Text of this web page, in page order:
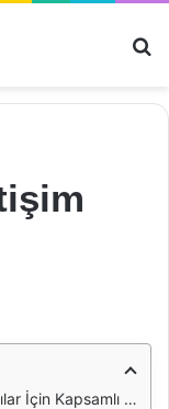
Bir Rehber